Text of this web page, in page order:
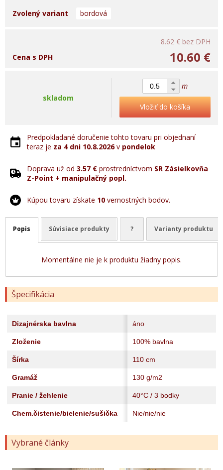
Zvolený variant bordová
8.62 € bez DPH
10.60 €
Cena s DPH
skladom
m
Vložiť do košíka
Predpokladané doručenie tohto tovaru pri objednaní
teraz je za 4 dni 10.8.2026v pondelok
Doprava už od 3.57 € prostredníctvom SR Zásielkovňa
Z-Point + manipulačný popl.
Kúpou tovaru získate 10 vernostných bodov.
Popis Súvisiace produkty ? Varianty produktu
Momentálne nie je k produktu žiadny popis.
Špecifikácia
Dizajnérska bavlna áno
Zloženie 100% bavlna
Šírka 110 cm
Gramáž 130 g/m2
Pranie / žehlenie 40°C / 3 bodky
Chem.čistenie/bielenie/sušička Nie/nie/nie
Vybrané články